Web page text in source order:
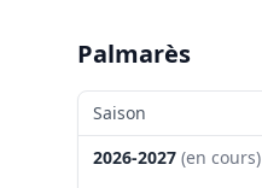
Palmarès
Saison
2026-2027 (en cours)